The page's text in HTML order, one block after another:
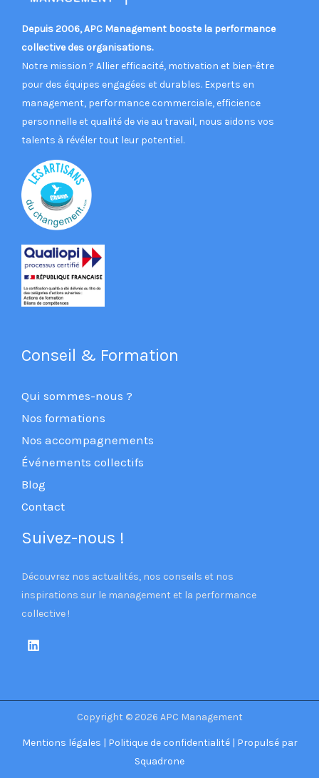
Depuis 2006, APC Management booste la performance
collective des organisations.
Notre mission ? Allier efficacité, motivation et bien-être
pour des équipes engagées et durables. Experts en
management, performance commerciale, efficience
personnelle et qualité de vie au travail, nous aidons vos
talents à révéler tout leur potentiel.
Conseil & Formation
Qui sommes-nous ?
Nos formations
Nos accompagnements
Événements collectifs
Blog
Contact
Suivez-nous !
Découvrez nos actualités, nos conseils et nos
inspirations sur le management et la performance
collective !
Copyright © 2026 APC Management
Mentions légales | Politique de confidentialité| Propulsé par
Squadrone